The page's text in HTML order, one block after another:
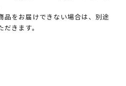
品をお届けできない場合は、別途
きます。